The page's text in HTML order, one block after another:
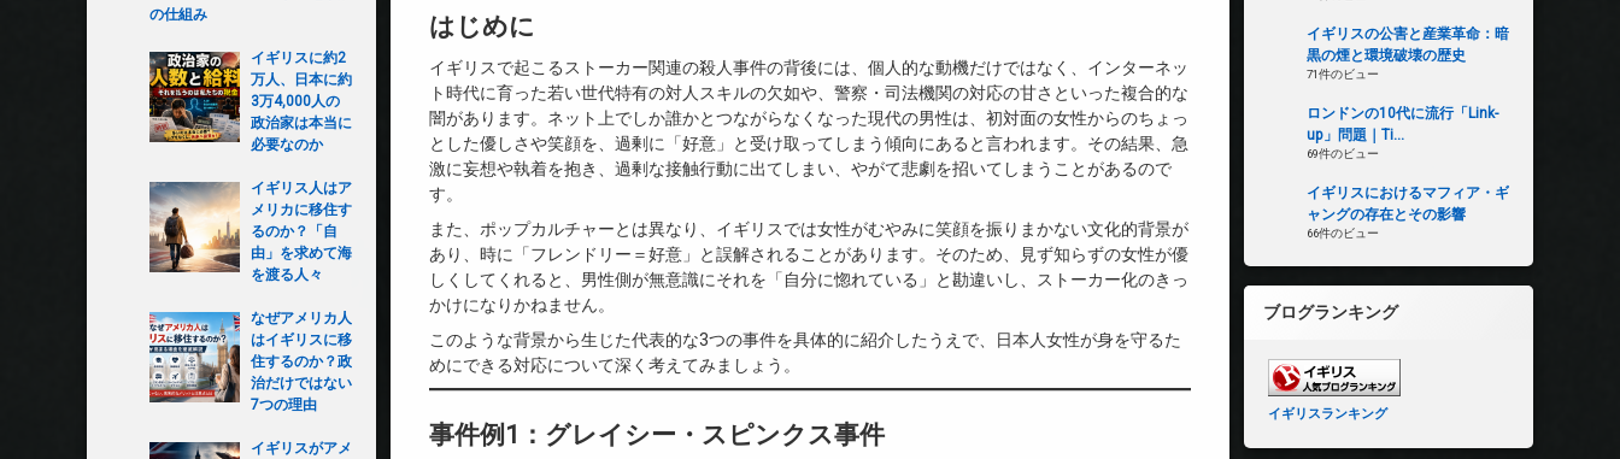
はじめに
イギリスで起こるストーカー関連の殺人事件の背後には、個人的な動機だけではなく、インターネッ
ト時代に育った若い世代特有の対人スキルの欠如や、警察・司法機関の対応の甘さといった複合的な
闇があります。ネット上でしか誰かとつながらなくなった現代の男性は、初対面の女性からのちょっ
とした優しさや笑顔を、過剰に「好意」と受け取ってしまう傾向にあると言われます。その結果、急
激に妄想や執着を抱き、過剰な接触行動に出てしまい、やがて悲劇を招いてしまうことがあるので
す。
また、ポップカルチャーとは異なり、イギリスでは女性がむやみに笑顔を振りまかない文化的背景が
あり、時に「フレンドリー＝好意」と誤解されることがあります。そのため、見ず知らずの女性が優
しくしてくれると、男性側が無意識にそれを「自分に惚れている」と勘違いし、ストーカー化のきっ
かけになりかねません。
このような背景から生じた代表的な3つの事件を具体的に紹介したうえで、日本人女性が身を守るた
めにできる対応について深く考えてみましょう。
事件例1：グレイシー・スピンクス事件
の仕組み
イギリスに約2
万人、日本に約
3万4,000人の
政治家は本当に
必要なのか
イギリス人はア
メリカに移住す
るのか？「自
由」を求めて海
を渡る人々
なぜアメリカ人
はイギリスに移
住するのか？政
治だけではない
7つの理由
イギリスがアメ
イギリスの公害と産業革命：暗
黒の煙と環境破壊の歴史
71件のビュー
ロンドンの10代に流行「Link-
up」問題｜Ti...
69件のビュー
イギリスにおけるマフィア・ギ
ャングの存在とその影響
66件のビュー
ブログランキング
イギリスランキング